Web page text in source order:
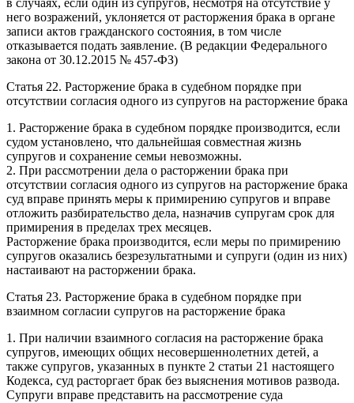
него возражений, уклоняется от расторжения брака в органе
записи актов гражданского состояния, в том числе
отказывается подать заявление. (В редакции Федерального
закона от 30.12.2015 № 457-ФЗ)
Статья 22. Расторжение брака в судебном порядке при
отсутствии согласия одного из супругов на расторжение брака
1. Расторжение брака в судебном порядке производится, если
судом установлено, что дальнейшая совместная жизнь
супругов и сохранение семьи невозможны.
2. При рассмотрении дела о расторжении брака при
отсутствии согласия одного из супругов на расторжение брака
суд вправе принять меры к примирению супругов и вправе
отложить разбирательство дела, назначив супругам срок для
примирения в пределах трех месяцев.
Расторжение брака производится, если меры по примирению
супругов оказались безрезультатными и супруги (один из них)
настаивают на расторжении брака.
Статья 23. Расторжение брака в судебном порядке при
взаимном согласии супругов на расторжение брака
1. При наличии взаимного согласия на расторжение брака
супругов, имеющих общих несовершеннолетних детей, а
также супругов, указанных в пункте 2 статьи 21 настоящего
Кодекса, суд расторгает брак без выяснения мотивов развода.
Супруги вправе представить на рассмотрение суда